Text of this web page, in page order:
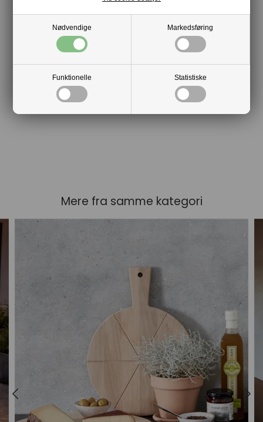
Nødvendige Markedsføring
Funktionelle Statistiske
Mere fra samme kategori